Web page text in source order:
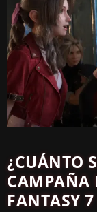
¿CUÁNTO
CAMPAÑA
FANTASY